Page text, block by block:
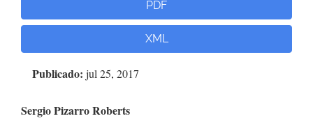
lateral
del
artículo
PDF
XML
Publicado: jul 25, 2017
Contenido
Sergio Pizarro Roberts